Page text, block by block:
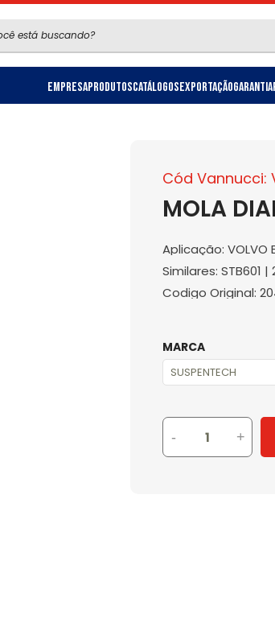
EmpresaProdutosCatálogosExportaçãoGarantia
Cód Vannucci:
MOLA
Aplicação: VOLVO
Similares: STB601
Codigo Original:
MARCA
- +